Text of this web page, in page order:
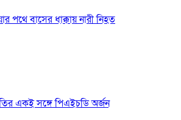
পথে বাসের ধাক্কায় নারী নিহত
একই সঙ্গে পিএইচডি অর্জন